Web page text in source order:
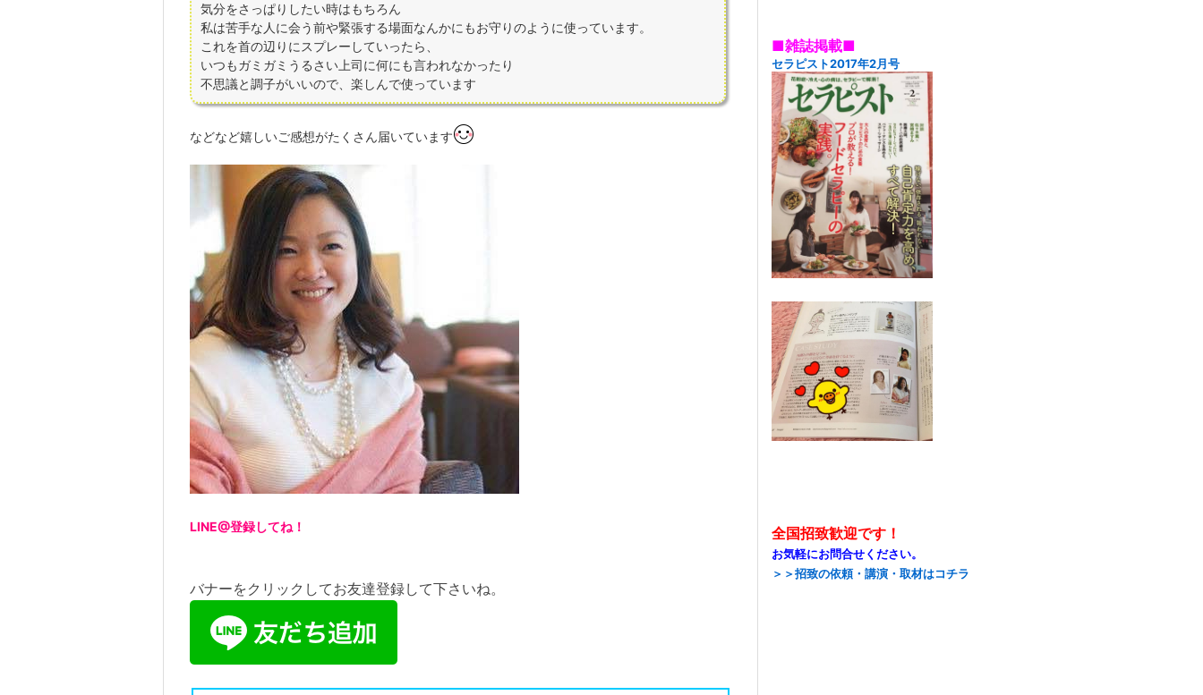
気分をさっぱりしたい時はもちろん
私は苦手な人に会う前や緊張する場面なんかにもお守りのように使っています。
これを首の辺りにスプレーしていったら、
いつもガミガミうるさい上司に何にも言われなかったり
不思議と調子がいいので、楽しんで使っています
などなど嬉しいご感想がたくさん届いています
LINE@登録してね！
バナーをクリックしてお友達登録して下さいね。
■雑誌掲載■
セラピスト2017年2月号
全国招致歓迎です！
お気軽にお問合せください。
＞＞招致の依頼・講演・取材はコチラ